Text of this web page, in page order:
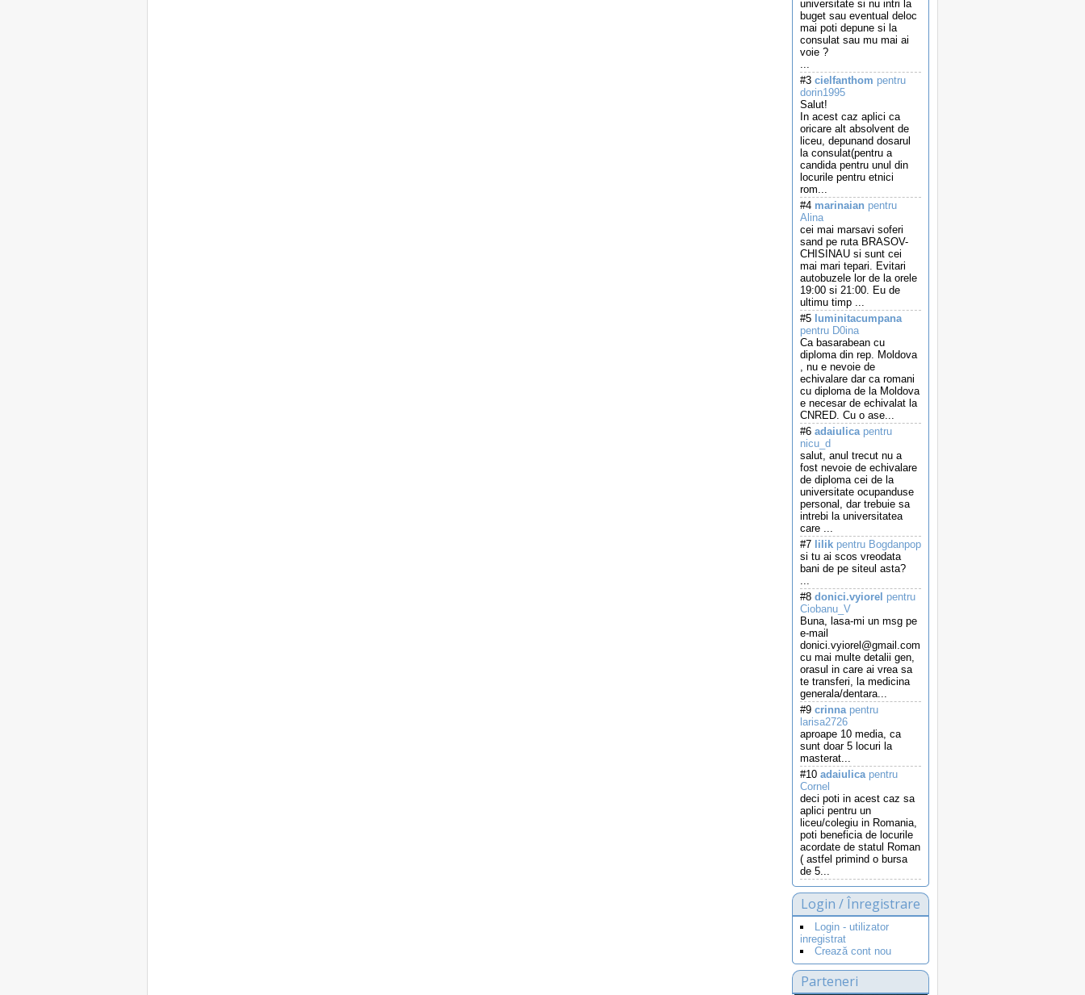
universitate si nu intri la
buget sau eventual deloc
mai poti depune si la
consulat sau mu mai ai
voie ?
...
#3 cielfanthom pentru
dorin1995
Salut!
In acest caz aplici ca
oricare alt absolvent de
liceu, depunand dosarul
la consulat(pentru a
candida pentru unul din
locurile pentru etnici
rom...
#4 marinaian pentru
Alina
cei mai marsavi soferi
sand pe ruta BRASOV-
CHISINAU si sunt cei
mai mari tepari. Evitari
autobuzele lor de la orele
19:00 si 21:00. Eu de
ultimu timp ...
#5 luminitacumpana
pentru D0ina
Ca basarabean cu
diploma din rep. Moldova
, nu e nevoie de
echivalare dar ca romani
cu diploma de la Moldova
e necesar de echivalat la
CNRED. Cu o ase...
#6 adaiulicapentru
nicu_d
salut, anul trecut nu a
fost nevoie de echivalare
de diploma cei de la
universitate ocupanduse
personal, dar trebuie sa
intrebi la universitatea
care ...
#7 lilik pentru Bogdanpop
si tu ai scos vreodata
bani de pe siteul asta?
...
#8 donici.vyiorel pentru
Ciobanu_V
Buna, lasa-mi un msg pe
e-mail
donici.vyiorel@gmail.com
cu mai multe detalii gen,
orasul in care ai vrea sa
te transferi, la medicina
generala/dentara...
#9 crinnapentru
larisa2726
aproape 10 media, ca
sunt doar 5 locuri la
masterat...
#10 adaiulicapentru
Cornel
deci poti in acest caz sa
aplici pentru un
liceu/colegiu in Romania,
poti beneficia de locurile
acordate de statul Roman
( astfel primind o bursa
de 5...
Login / Înregistrare
Login - utilizator
inregistrat
Crează cont nou
Parteneri